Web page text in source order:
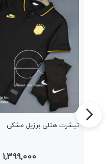
تیشرت هتلی برزیل مشکی
1,399,000